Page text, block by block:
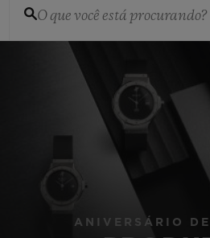
O que você está procurando?
ANIVERSÁRIO
Sem Pesquisa Recente
NOVIDADES